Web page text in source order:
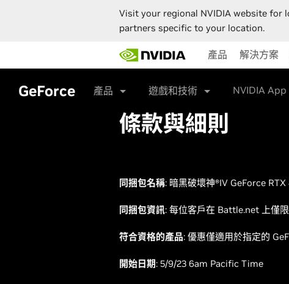
Visit your regional NVIDIA website for
partners specific to your location.
main
content
產品 解決方案
GeForce 產品 遊戲和技術 NVIDIA App
條款與細則
同捆包名稱: 暗黑破壞神®IV GeForce
同捆包資訊: 每位客戶在 Battle.net 上僅
符合資格的產品: 優惠僅適用於指定的
開始日期: 5/9/23 6am Pacific Time